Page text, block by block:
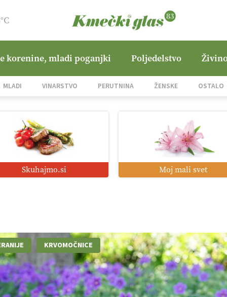
korenine, mladi poganjki Poljedelstvo
MLADI VINARSTVO PERUTNINA ŽENSKE OSTALO
Skuhajmo.si Moj mali svet
KRVOMOČNICE